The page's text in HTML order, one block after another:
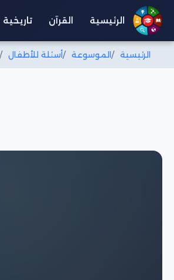
الرئيسية القرآن تاريخية
الرئيسية الموسوعة أسئلة للأطفال